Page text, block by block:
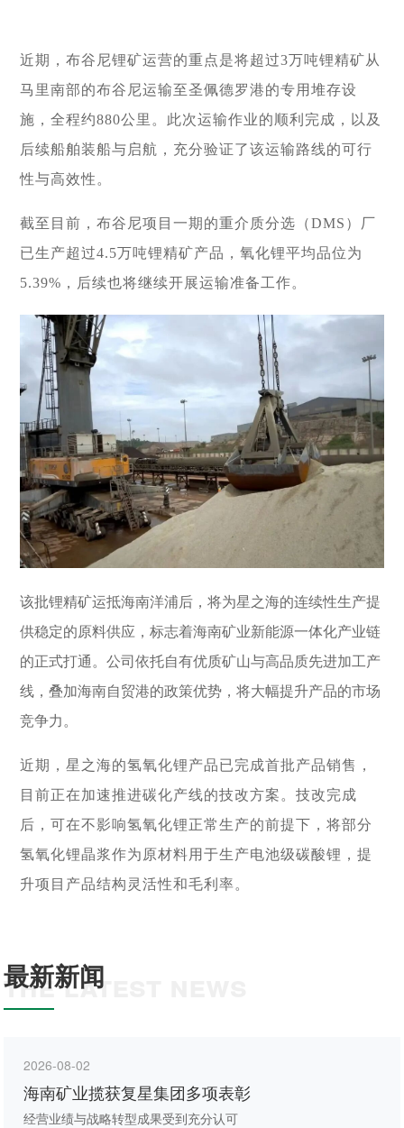
由复星集团与海南海钢集
团共同出资成立，2014年
市（股票代码：
探索更多 
海南矿业成立于2007年，
由复星集团与海南海钢集
在上海证券交易所挂牌上
市（股票代码：
601969）。
探索更多
海南矿业成立于2007年，
由复星集团与海南海钢集
团共同出资成立，2014年
在上海证券交易所挂牌上
市（股票代码：
601969）。
探索更多 
海南矿业成立于2007年，
团共同出资成立，2014年
在上海证券交易所挂牌上
601969）。
探索更多 
益相关方共享发展成果。
探索更多 
我们深入践行"根植海南，
面向全球，绿色发展，持
响应"双碳"目标行动，切实
益相关方共享发展成果。
探索更多

我们深入践行"根植海南，
续成长"的发展理念，积极
响应"双碳"目标行动，切实
履行企业社会责任，与利
益相关方共享发展成果。
探索更多

我们深入践行"根植海南，
面向全球，绿色发展，持
续成长"的发展理念，积极
响应"双碳"目标行动，切实
履行企业社会责任，与利
益相关方共享发展成果。
探索更多 
面向全球，绿色发展，持
续成长"的发展理念，积极
履行企业社会责任，与利
益相关方共享发展成果。
探索更多
者的关切问题，增进投资
者对企业价值及经营理念
的认同感，努力构建和谐
者的关切问题，增进投资
的认同感，努力构建和谐
互信的资本市场生态圈。
者的关切问题，增进投资
者对企业价值及经营理念
的认同感，努力构建和谐
互信的资本市场生态圈。
探索更多

及时回应资本市场及投资
者的关切问题，增进投资
者对企业价值及经营理念
的认同感，努力构建和谐
互信的资本市场生态圈。
探索更多 
近期 ，布谷尼锂矿运营的重点是将超过3万吨锂精矿从
马里南部的布谷尼运输至圣佩德罗港的专用堆存设
施，全程约880公里。此次运输作业的顺利完成，以及
后续船舶装船与启航，充分验证了该运输路线的可行
性与高效性。
截至目前，布谷尼项目一期的重介质分选（DMS）厂
已生产超过4.5万吨锂精矿产品，氧化锂平均品位为
5.39%，后续也将继续开展运输准备工作。
该批锂精矿运抵海南洋浦后，将为星之海的连续性生产提
供稳定的原料供应，标志着海南矿业新能源一体化产业链
的正式打通。公司依托自有优质矿山与高品质先进加工产
线，叠加海南自贸港的政策优势，将大幅提升产品的市场
竞争力。
近期，星之海的氢氧化锂产品已完成首批产品销售，
目前正在加速推进碳化产线的技改方案。技改完成
后，可在不影响氢氧化锂正常生产的前提下，将部分
氢氧化锂晶浆作为原材料用于生产电池级碳酸锂，提
升项目产品结构灵活性和毛利率。
THE LATEST NEWS
最新新闻
2026-08-02
海南矿业揽获复星集团多项表彰
经营业绩与战略转型成果受到充分认可